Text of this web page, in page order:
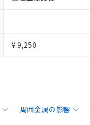
¥ 9,250
周囲金属の影響